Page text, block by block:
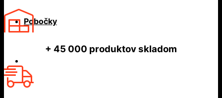
Pobočky
+ 45 000 produktov skladom